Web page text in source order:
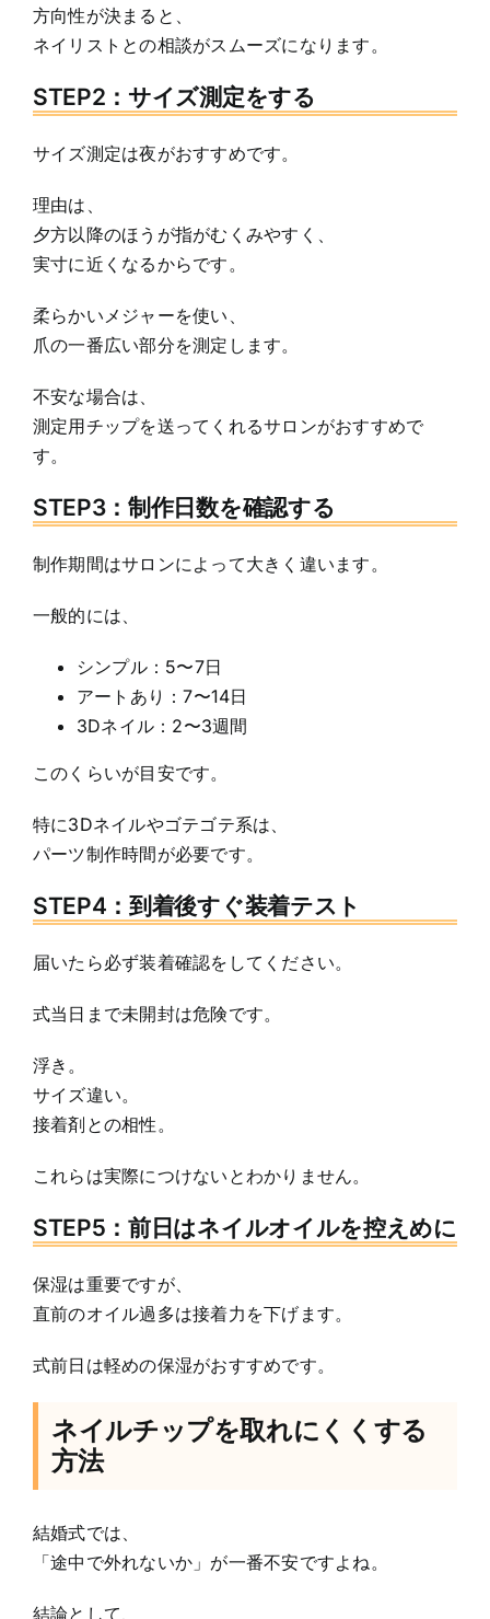
方向性が決まると、
ネイリストとの相談がスムーズになります。
STEP2：サイズ測定をする
サイズ測定は夜がおすすめです。
理由は、
夕方以降のほうが指がむくみやすく、
実寸に近くなるからです。
柔らかいメジャーを使い、
爪の一番広い部分を測定します。
不安な場合は、
測定用チップを送ってくれるサロンがおすすめで
す。
STEP3：制作日数を確認する
制作期間はサロンによって大きく違います。
一般的には、
シンプル：5〜7日
アートあり：7〜14日
3Dネイル：2〜3週間
このくらいが目安です。
特に3Dネイルやゴテゴテ系は、
パーツ制作時間が必要です。
STEP4：到着後すぐ装着テスト
届いたら必ず装着確認をしてください。
式当日まで未開封は危険です。
浮き。
サイズ違い。
接着剤との相性。
これらは実際につけないとわかりません。
STEP5：前日はネイルオイルを控えめに
保湿は重要ですが、
直前のオイル過多は接着力を下げます。
式前日は軽めの保湿がおすすめです。
ネイルチップを取れにくくする
方法
結婚式では、
「途中で外れないか」が一番不安ですよね。
結論として、